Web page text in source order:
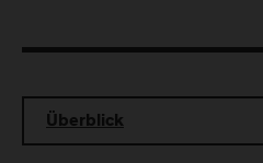
Überblick